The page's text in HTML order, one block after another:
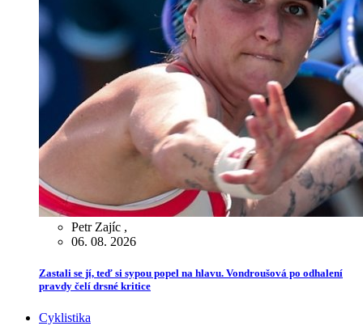
Petr Zajíc ,
06. 08. 2026
Zastali se jí, teď si sypou popel na hlavu. Vondroušová po odhalení
pravdy čelí drsné kritice
Cyklistika